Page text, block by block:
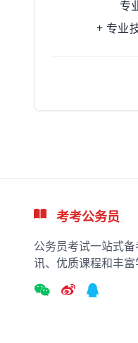
专业
+ 专业
考考公务员
公务员考试一站式
讯、优质课程和丰富